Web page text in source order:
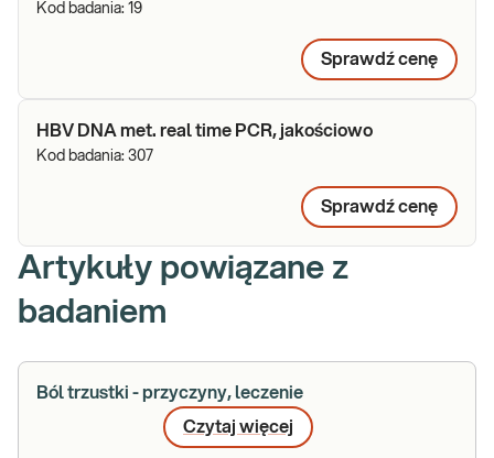
Kod badania: 19
Sprawdź cenę
HBV DNA met. real time PCR, jakościowo
Kod badania: 307
Sprawdź cenę
Artykuły powiązane z
badaniem
Ból trzustki - przyczyny, leczenie
Czytaj więcej